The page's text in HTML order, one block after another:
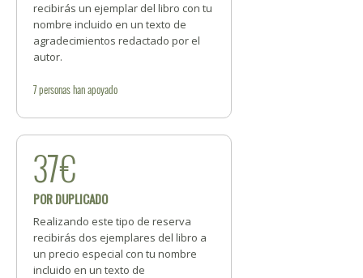
recibirás un ejemplar del libro con tu
nombre incluido en un texto de
agradecimientos redactado por el
autor.
7personashan apoyado
37€
POR DUPLICADO
Realizando este tipo de reserva
recibirás dos ejemplares del libro a
un precio especial con tu nombre
incluido en un texto de